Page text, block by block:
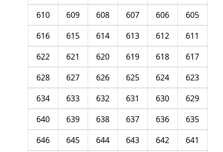
605
606
607
608
609
610
611
612
613
614
615
616
617
618
619
620
621
622
623
624
625
626
627
628
629
630
631
632
633
634
635
636
637
638
639
640
641
642
643
644
645
646